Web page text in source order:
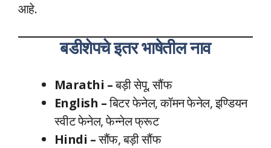
आहे.
बडीशेपचे इतर भाषेतील नाव
Marathi –बड़ी सेपू, सौंफ
English –बिटर फेनेल, कॉमन फेनेल, इण्डियन
स्वीट फेनेल, फेन्नेल फ्रूट
Hindi –सौंफ, बड़ी सौंफ